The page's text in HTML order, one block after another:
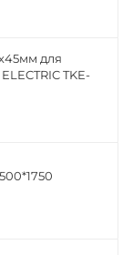
для
TKE-